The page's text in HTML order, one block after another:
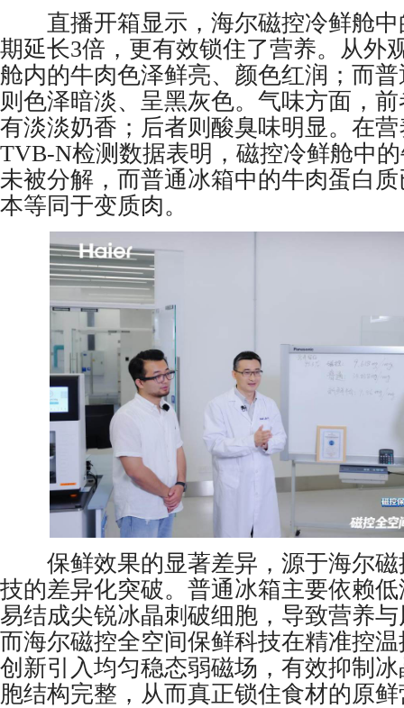
直播开箱显示，海尔磁控冷鲜舱中
期延长3倍，更有效锁住了营养。从外
舱内的牛肉色泽鲜亮、颜色红润；而
则色泽暗淡、呈黑灰色。气味方面，
有淡淡奶香；后者则酸臭味明显。在
TVB-N检测数据表明，磁控冷鲜舱中
未被分解，而普通冰箱中的牛肉蛋白
本等同于变质肉。
保鲜效果的显著差异，源于海尔磁
技的差异化突破。普通冰箱主要依赖
易结成尖锐冰晶刺破细胞，导致营养
而海尔磁控全空间保鲜科技在精准控
创新引入均匀稳态弱磁场，有效抑制
胞结构完整，从而真正锁住食材的原